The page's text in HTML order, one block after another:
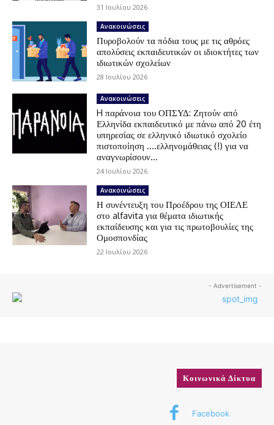
31 Ιουλίου 2026
Ανακοινώσεις
Πυροβολούν τα πόδια τους με τις αθρόες
απολύσεις εκπαιδευτικών οι ιδιοκτήτες των
ιδιωτικών σχολείων
28 Ιουλίου 2026
Ανακοινώσεις
H παράνοια του ΟΠΣΥΔ: Ζητούν από
Ελληνίδα εκπαιδευτικό με πάνω από 20 έτη
υπηρεσίας σε ελληνικό ιδιωτικό σχολείο
πιστοποίηση ….ελληνομάθειας (!) για να
αναγνωρίσουν...
24 Ιουλίου 2026
Ανακοινώσεις
Η συνέντευξη του Προέδρου της ΟΙΕΛΕ
στο alfavita για θέματα ιδιωτικής
εκπαίδευσης και για τις πρωτοβουλίες της
Ομοσπονδίας
22 Ιουλίου 2026
- Advertisement -
Κοινωνικά Δίκτυα
Facebook